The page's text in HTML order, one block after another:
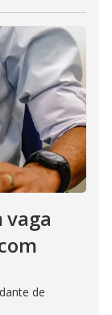
vaga
de